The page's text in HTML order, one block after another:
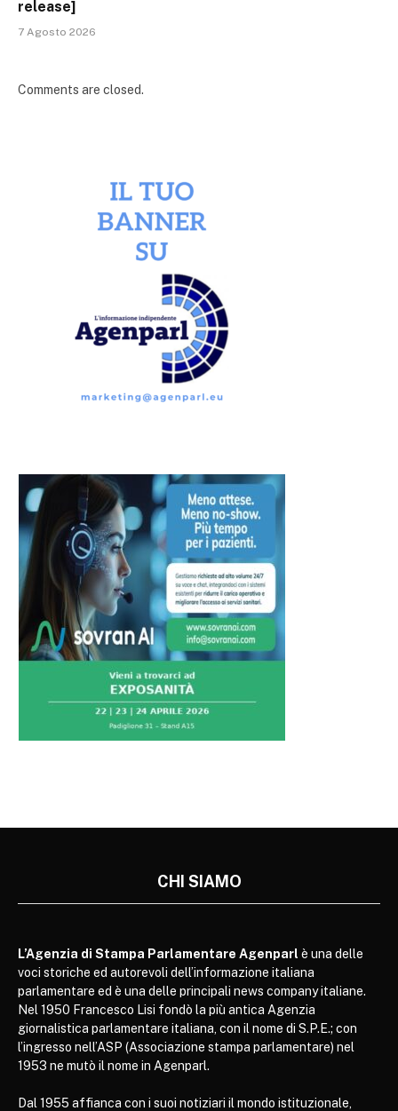
release]
7 Agosto 2026
Comments are closed.
CHI SIAMO
L’Agenzia di Stampa Parlamentare Agenparl è una delle
voci storiche ed autorevoli dell’informazione italiana
parlamentare ed è una delle principali news company italiane.
Nel 1950 Francesco Lisi fondò la più antica Agenzia
giornalistica parlamentare italiana, con il nome di S.P.E.; con
l’ingresso nell’ASP (Associazione stampa parlamentare) nel
1953 ne mutò il nome in Agenparl.
Dal 1955 affianca con i suoi notiziari il mondo istituzionale,